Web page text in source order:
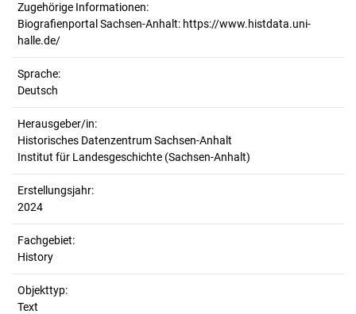
Zugehörige Informationen:
Biografienportal Sachsen-Anhalt: https://www.histdata.uni-
halle.de/
Sprache:
Deutsch
Herausgeber/in:
Historisches Datenzentrum Sachsen-Anhalt
Institut für Landesgeschichte (Sachsen-Anhalt)
Erstellungsjahr:
2024
Fachgebiet:
History
Objekttyp:
Text